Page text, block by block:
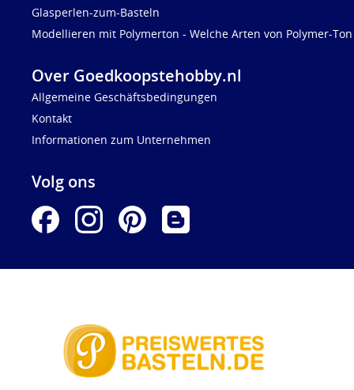
Glasperlen-zum-Basteln
Modellieren mit Polymerton - Welche Arten von Polymer-
Over Goedkoopstehobby.nl
Allgemeine Geschäftsbedingungen
Kontakt
Informationen zum Unternehmen
Volg ons